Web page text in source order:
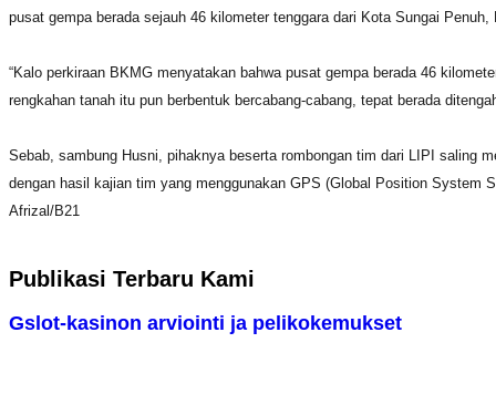
pusat gempa berada sejauh 46 kilometer tenggara dari Kota Sungai Penuh,
“Kalo perkiraan BKMG menyatakan bahwa pusat gempa berada 46
rengkahan tanah itu pun berbentuk bercabang-cabang, tepat berada
Sebab, sambung Husni, pihaknya beserta rombongan tim dari LIPI saling
dengan hasil kajian tim yang menggunakan GPS (Global Position System
Afrizal/B21
Publikasi Terbaru Kami
Gslot-kasinon arviointi ja pelikokemukset